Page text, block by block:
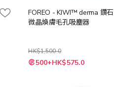
FOREO - KIWI™ derma 鑽石
微晶煥膚毛孔吸塵器
HK$1,500.0
特
殊 500+HK$575.0